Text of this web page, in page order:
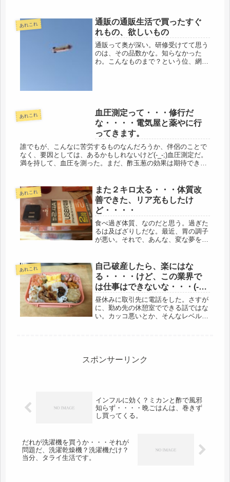
～ (=^・^=)/お婿さん‥‥でも、いき
なりはないよ、焦る、大抵、初...
あれこれ
通販の通販生活で買ったすぐ
れもの、欲しいもの
通販って奥が深い。研修受けてて思う
のは、その品数かな。知らなかった
わ。こんなものまで？という位、網羅
あれこれ
血圧測定って・・・修行だ
な・・・・電気屋と薬やに行
ってきます。
誰でもが、こんなに苦労するものなんだろうか、伴侶のことで
なく、要因としては、あるかもしれないけど(-_-;)血圧測定だ。
満を持して、血圧を測った。まだ、酢玉葱の効果は期待できな
あれこれ
また２キロ太る・・・体質改
善できた、リア充もしたけ
ど・・・・
食べ過ぎ体質、なのだと思う。過ぎた
るは及ばざりしだな。最近、胃の調子
が悪い。それで、あんな、変な夢をみ
重を測ると、２キロ！２キロだ、増え
ていた。また、太った。今回の２キロ
は...
あれこれ
自己破産したら、楽にはな
る・・・・けど、この業界で
は仕事はできないな・・・(-
_-;)
昼休みに取引先に電話をした。さすが
に、勤め先の休憩室でできる話ではな
い。カッコ悪いとか、そんなレベルじ
的...
スポンサーリンク
インフルに効く？ミカンと酢で風邪
知らず・・・・晩ごはんは、巻きず
し買ってくる。
だれが洗濯機を買うか・・・それが
問題だ、洗濯乾燥機？洗濯機だけ？
当分、タライ生活です。